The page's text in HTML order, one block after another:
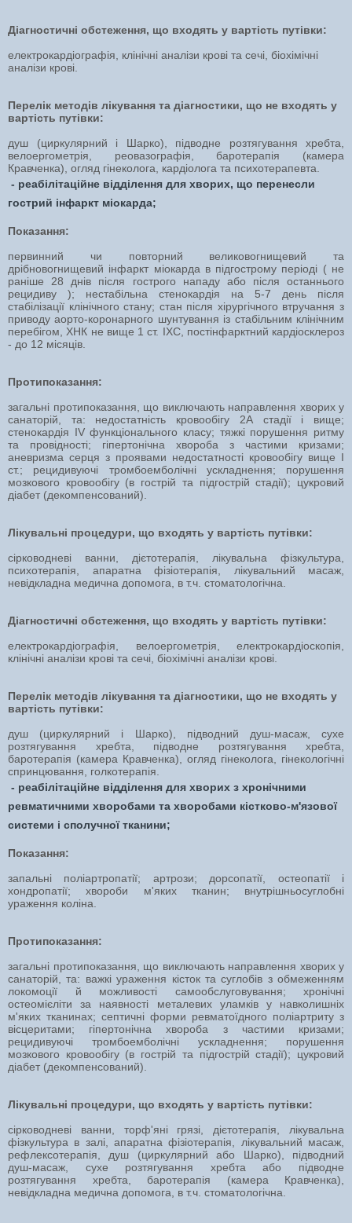
Діагностичні обстеження, що входять у вартість путівки:
електрокардіографія, клінічні аналізи крові та сечі, біохімічні
аналізи крові.
Перелік методів лікування та діагностики, що не входять у
вартість путівки:
душ (циркулярний і Шарко), підводне розтягування хребта,
велоергометрія, реовазографія, баротерапія (камера
Кравченка), огляд гінеколога, кардіолога та психотерапевта.
- реабілітаційне відділення для хворих, що перенесли
гострий інфаркт міокарда;
Показання:
первинний чи повторний великовогнищевий та
дрібновогнищевий інфаркт міокарда в підгострому періоді ( не
раніше 28 днів після гострого нападу або після останнього
рецидиву ); нестабільна стенокардія на 5-7 день після
стабілізації клінічного стану; стан після хірургічного втручання з
приводу аорто-коронарного шунтування із стабільним клінічним
перебігом, ХНК не вище 1 ст. ІХС, постінфарктний кардіосклероз
- до 12 місяців.
Протипоказання:
загальні протипоказання, що виключають направлення хворих у
санаторій, та: недостатність кровообігу 2А стадії і вище;
стенокардія ІV функціонального класу; тяжкі порушення ритму
та провідності; гіпертонічна хвороба з частими кризами;
аневризма серця з проявами недостатності кровообігу вище І
ст.; рецидивуючі тромбоемболічні ускладнення; порушення
мозкового кровообігу (в гострій та підгострій стадії); цукровий
діабет (декомпенсований).
Лікувальні процедури, що входять у вартість путівки:
сірководневі ванни, дієтотерапія, лікувальна фізкультура,
психотерапія, апаратна фізіотерапія, лікувальний масаж,
невідкладна медична допомога, в т.ч. стоматологічна.
Діагностичні обстеження, що входять у вартість путівки:
електрокардіографія, велоергометрія, електрокардіоскопія,
клінічні аналізи крові та сечі, біохімічні аналізи крові.
Перелік методів лікування та діагностики, що не входять у
вартість путівки:
душ (циркулярний і Шарко), підводний душ-масаж, сухе
розтягування хребта, підводне розтягування хребта,
баротерапія (камера Кравченка), огляд гінеколога, гінекологічні
спринцювання, голкотерапія.
- реабілітаційне відділення для хворих з хронічними
ревматичними хворобами та хворобами кістково-м'язової
системи і сполучної тканини;
Показання:
запальні поліартропатії; артрози; дорсопатії, остеопатії і
хондропатії; хвороби м'яких тканин; внутрішньосуглобні
ураження коліна.
Протипоказання:
загальні протипоказання, що виключають направлення хворих у
санаторій, та: важкі ураження кісток та суглобів з обмеженням
локомоції й можливості самообслуговування; хронічні
остеомієліти за наявності металевих уламків у навколишніх
м'яких тканинах; септичні форми ревматоїдного поліартриту з
вісцеритами; гіпертонічна хвороба з частими кризами;
рецидивуючі тромбоемболічні ускладнення; порушення
мозкового кровообігу (в гострій та підгострій стадії); цукровий
діабет (декомпенсований).
Лікувальні процедури, що входять у вартість путівки:
сірководневі ванни, торф'яні грязі, дієтотерапія, лікувальна
фізкультура в залі, апаратна фізіотерапія, лікувальний масаж,
рефлексотерапія, душ (циркулярний або Шарко), підводний
душ-масаж, сухе розтягування хребта або підводне
розтягування хребта, баротерапія (камера Кравченка),
невідкладна медична допомога, в т.ч. стоматологічна.